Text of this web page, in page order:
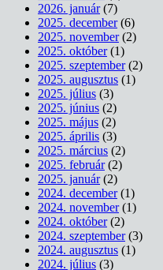
2026. január(7)
2025. december(6)
2025. november(2)
2025. október(1)
2025. szeptember(2)
2025. augusztus (1)
2025. július (3)
2025. június (2)
2025. május (2)
2025. április (3)
2025. március (2)
2025. február(2)
2025. január(2)
2024. december(1)
2024. november(1)
2024. október(2)
2024. szeptember(3)
2024. augusztus (1)
2024. július (3)